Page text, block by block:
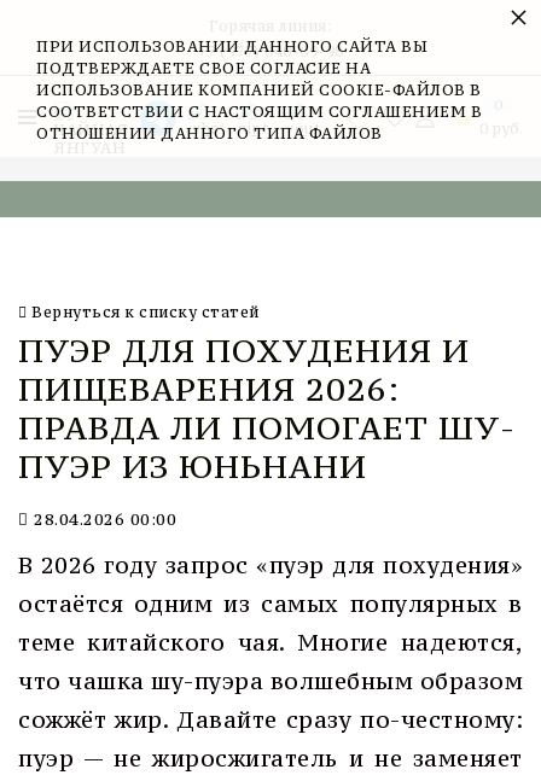
+7 (977) 040-09-98
Вернуться к списку статей
ПУЭР ДЛЯ ПОХУДЕНИЯ И
ПИЩЕВАРЕНИЯ 2026:
ПРАВДА ЛИ ПОМОГАЕТ ШУ-
ПУЭР ИЗ ЮНЬНАНИ
28.04.2026 00:00
В 2026 году запрос «пуэр для похудения»
остаётся одним из самых популярных в
теме китайского чая. Многие надеются,
что чашка шу-пуэра волшебным образом
сожжёт жир. Давайте сразу по-честному:
пуэр — не жиросжигатель и не заменяет
ПРИ ИСПОЛЬЗОВАНИИ ДАННОГО САЙТА ВЫ
ПОДТВЕРЖДАЕТЕ СВОЕ СОГЛАСИЕ НА
ИСПОЛЬЗОВАНИЕ КОМПАНИЕЙ COOKIE-ФАЙЛОВ В
СООТВЕТСТВИИ С НАСТОЯЩИМ СОГЛАШЕНИЕМ В
ОТНОШЕНИИ ДАННОГО ТИПА ФАЙЛОВ
×